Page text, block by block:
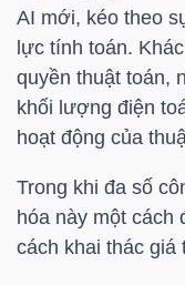
AI mới, kéo theo
lực tính toán.
quyền thuật toán,
khối lượng điện
hoạt động của
Trong khi đa số
hóa này một cách
cách khai thác giá
TIN
DỊCH
VỤ
TRUYỀN
THÔNG